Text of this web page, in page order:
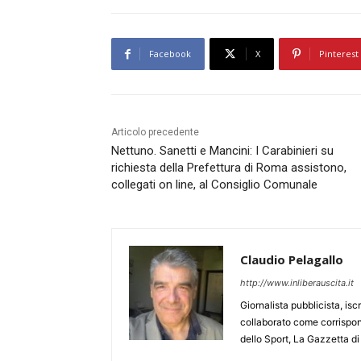
Facebook X Pinterest
Articolo precedente
Nettuno. Sanetti e Mancini: I Carabinieri su
richiesta della Prefettura di Roma assistono,
collegati on line, al Consiglio Comunale
Claudio Pelagallo
http://www.inliberauscita.it
Giornalista pubblicista,
collaborato come
dello Sport, La Gazzetta